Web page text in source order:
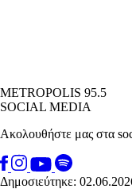
METROPOLIS 95.5
SOCIAL MEDIA
Ακολουθήστε μας στα
Δημοσιεύτηκε: